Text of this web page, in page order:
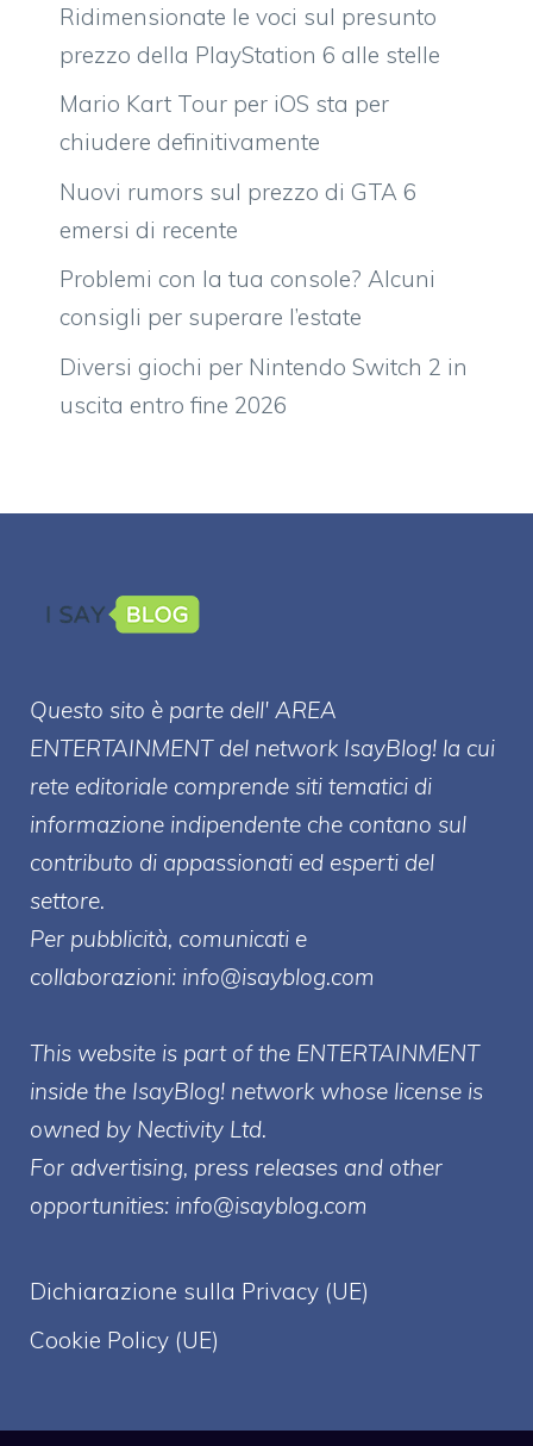
Ridimensionate le voci sul presunto
prezzo della PlayStation 6 alle stelle
Mario Kart Tour per iOS sta per
chiudere definitivamente
Nuovi rumors sul prezzo di GTA 6
emersi di recente
Problemi con la tua console? Alcuni
consigli per superare l’estate
Diversi giochi per Nintendo Switch 2 in
uscita entro fine 2026
Questo sito è parte dell' AREA
ENTERTAINMENT del network IsayBlog! la cui
rete editoriale comprende siti tematici di
informazione indipendente che contano sul
contributo di appassionati ed esperti del
settore.
Per pubblicità, comunicati e
collaborazioni: info@isayblog.com
This website is part of the ENTERTAINMENT
inside the IsayBlog! network whose license is
owned by Nectivity Ltd.
For advertising, press releases and other
opportunities: info@isayblog.com
Dichiarazione sulla Privacy (UE)
Cookie Policy (UE)